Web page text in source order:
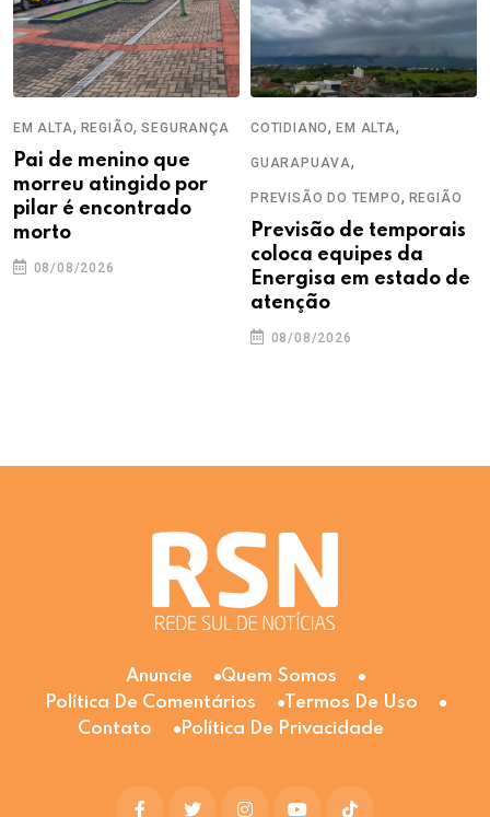
EM ALTA, REGIÃO,SEGURANÇA
Pai de menino que
morreu atingido por
pilar é encontrado
morto
08/08/2026
COTIDIANO,EM ALTA,
GUARAPUAVA,
PREVISÃO DO TEMPO, REGIÃO
Previsão de temporais
coloca equipes da
Energisa em estado de
atenção
08/08/2026
Anuncie
Quem Somos
Política De Comentários
Termos De Uso
Contato
Política De Privacidade